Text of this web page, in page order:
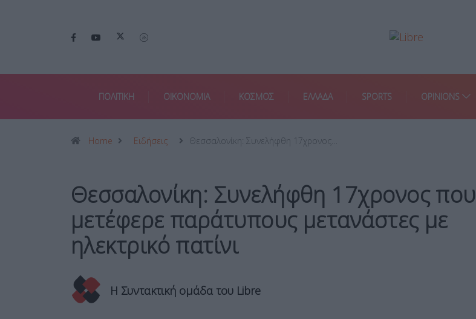
ΠΟΛΙΤΙΚΗ ΟΙΚΟΝΟΜΙΑ ΚΟΣΜΟΣ ΕΛΛΑΔΑ SPORTS OPINIONS
Home Ειδήσεις Θεσσαλονίκη: Συνελήφθη 17χρονος…
Θεσσαλονίκη: Συνελήφθη 17χρονος που
μετέφερε παράτυπους μετανάστες με
ηλεκτρικό πατίνι
Η Συντακτική ομάδα του Libre